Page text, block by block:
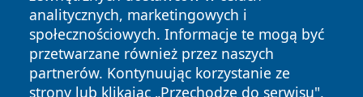
analitycznych, marketingowych i
społecznościowych. Informacje te mogą być
przetwarzane również przez naszych
partnerów. Kontynuując korzystanie ze
strony lub klikając „Przechodzę do serwisu",
Copyright © 2026 portalzory.pl Wszystkie prawa zastrzeżone.
News Autorzy
Polityka
Prywatności
Polityka
Cookies